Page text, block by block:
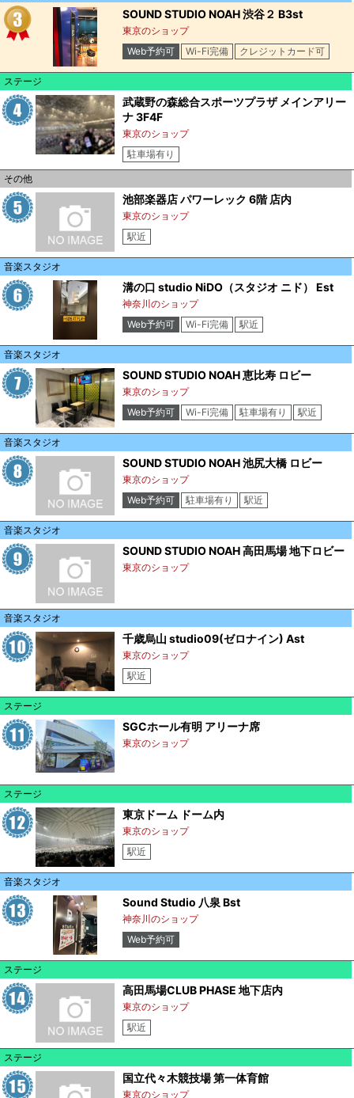
SOUND STUDIO NOAH 渋谷２ B3st
東京のショップ
Web予約可
Wi-Fi完備 クレジットカード可
ステージ
武蔵野の森総合スポーツプラザ メインアリー
ナ 3F4F
東京のショップ
駐車場有り
その他
池部楽器店 パワーレック 6階 店内
東京のショップ
駅近
音楽スタジオ
溝の口 studio NiDO（スタジオ ニド） Est
神奈川のショップ
Web予約可
Wi-Fi完備 駅近
音楽スタジオ
SOUND STUDIO NOAH 恵比寿 ロビー
東京のショップ
Web予約可
Wi-Fi完備 駐車場有り
駅近
音楽スタジオ
SOUND STUDIO NOAH 池尻大橋 ロビー
東京のショップ
Web予約可
駐車場有り
駅近
音楽スタジオ
SOUND STUDIO NOAH 高田馬場 地下ロビー
東京のショップ
音楽スタジオ
千歳烏山 studio09(ゼロナイン) Ast
東京のショップ
駅近
ステージ
SGCホール有明 アリーナ席
東京のショップ
ステージ
東京ドーム ドーム内
東京のショップ
駅近
音楽スタジオ
Sound Studio 八泉 Bst
神奈川のショップ
Web予約可
ステージ
高田馬場CLUB PHASE 地下店内
東京のショップ
駅近
ステージ
国立代々木競技場 第一体育館
東京のショップ